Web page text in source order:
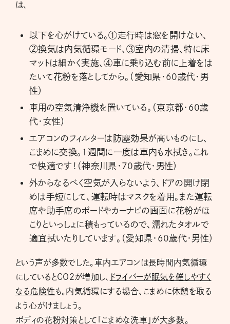
は、
以下を心がけている。①走行時は窓を開けない、
②換気は内気循環モード、③室内の清掃、特に床
マットは細かく実施、④車に乗り込む前に上着をは
たいて花粉を落としてから。（愛知県・60歳代・男
性）
車用の空気清浄機を置いている。（東京都・60歳
代・女性）
エアコンのフィルターは防塵効果が高いものにし、
こまめに交換。１週間に一度は車内も水拭き。これ
で快適です！（神奈川県・70歳代・男性）
外からなるべく空気が入らないよう、ドアの開け閉
めは手短にして、運転時はマスクを着用。また運転
席や助手席のボードやカーナビの画面に花粉がほ
こりといっしょに積もっているので、濡れたタオルで
適宜拭いたりしています。（愛知県・60歳代・男性）
という声が多数でした。車内エアコンは長時間内気循環
にしているとCO2が増加し、
ドライバーが眠気を催しやすく
なる危険性も。内気循環にする場合、こまめに休憩を取る
よう心がけましょう。
ボディの花粉対策として「こまめな洗車」が大多数。